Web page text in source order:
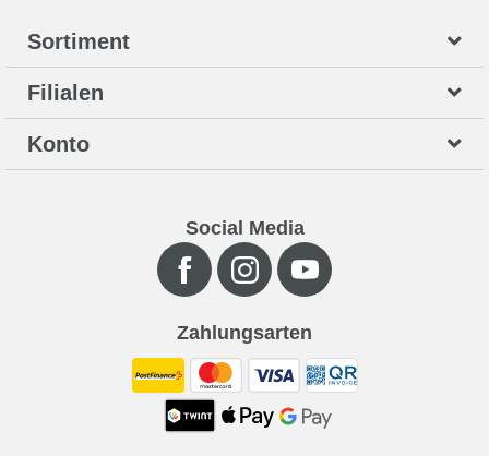
Sortiment
Filialen
Konto
Social Media
Zahlungsarten